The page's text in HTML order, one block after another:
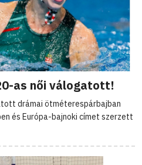
as női válogatott!
drámai ötméterespárbajban
és Európa-bajnoki címet szerzett